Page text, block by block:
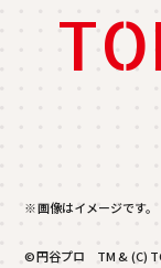
※画像はイメージです。
©円谷プロ TM & (C)